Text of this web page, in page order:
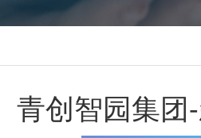
青创智园集团